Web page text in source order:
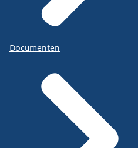
Documenten